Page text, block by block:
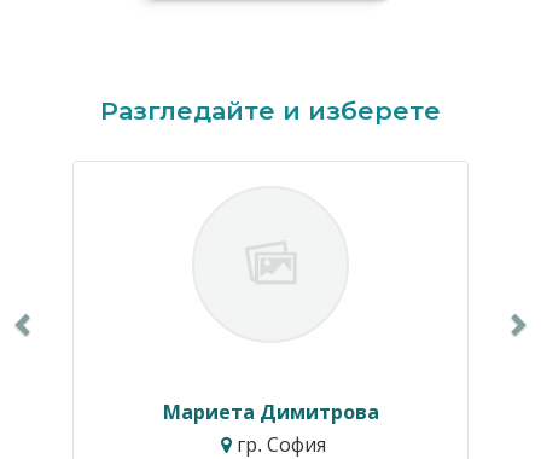
Разгледайте и изберете
Мариета Димитрова
гр. София